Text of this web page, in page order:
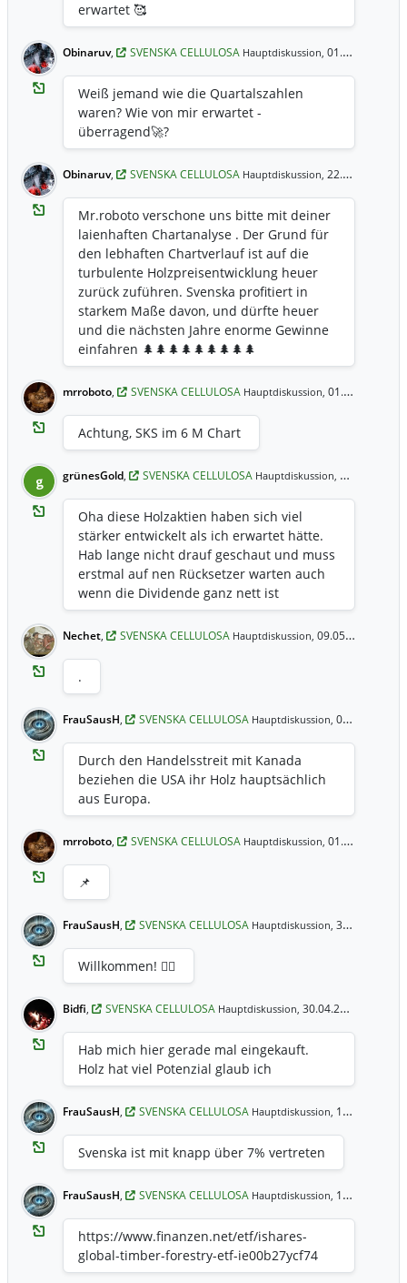
erwartet 🥰
Obinaruv, SVENSKA CELLULOSA Hauptdiskussion, 01.11.2021 11:52 Uhr
Weiß jemand wie die Quartalszahlen
waren? Wie von mir erwartet -
überragend🚀?
Obinaruv, SVENSKA CELLULOSA Hauptdiskussion, 22.10.2021 21:10 Uhr
Mr.roboto verschone uns bitte mit deiner
laienhaften Chartanalyse . Der Grund für
den lebhaften Chartverlauf ist auf die
turbulente Holzpreisentwicklung heuer
zurück zuführen. Svenska profitiert in
starkem Maße davon, und dürfte heuer
und die nächsten Jahre enorme Gewinne
einfahren 🌲🌲🌲🌲🌲🌲🌲🌲🌲
mrroboto, SVENSKA CELLULOSA Hauptdiskussion, 01.10.2021 23:37 Uhr
Achtung, SKS im 6 M Chart
g grünesGold, SVENSKA CELLULOSA Hauptdiskussion,
Oha diese Holzaktien haben sich viel
stärker entwickelt als ich erwartet hätte.
Hab lange nicht drauf geschaut und muss
erstmal auf nen Rücksetzer warten auch
wenn die Dividende ganz nett ist
Nechet, SVENSKA CELLULOSA Hauptdiskussion, 09.05.2021 9:38 Uhr
.
FrauSausH, SVENSKA CELLULOSA Hauptdiskussion, 01.05.2021 10:18 Uhr
Durch den Handelsstreit mit Kanada
beziehen die USA ihr Holz hauptsächlich
aus Europa.
mrroboto, SVENSKA CELLULOSA Hauptdiskussion, 01.05.2021 8:40 Uhr
📌
FrauSausH, SVENSKA CELLULOSA Hauptdiskussion, 30.04.2021 21:38 Uhr
Willkommen! ✌🏻
Bidfi, SVENSKA CELLULOSA Hauptdiskussion, 30.04.2021 19:45 Uhr
Hab mich hier gerade mal eingekauft.
Holz hat viel Potenzial glaub ich
FrauSausH, SVENSKA CELLULOSA Hauptdiskussion, 16.04.2021 14:34 Uhr
Svenska ist mit knapp über 7% vertreten
FrauSausH, SVENSKA CELLULOSA Hauptdiskussion, 16.04.2021 14:34 Uhr
https://www.finanzen.net/etf/ishares-
global-timber-forestry-etf-ie00b27ycf74